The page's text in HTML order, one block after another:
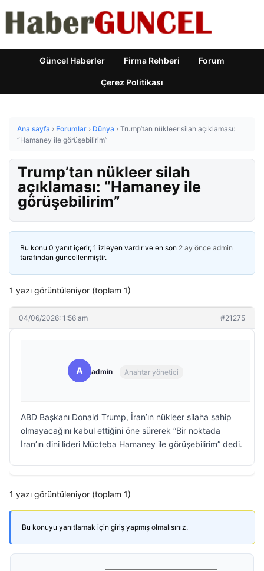
Güncel Haberler Firma Rehberi Forum
Çerez Politikası
Ana sayfa › Forumlar › Dünya › Trump’tan nükleer silah açıklaması:
“Hamaney ile görüşebilirim”
Trump’tan nükleer silah
açıklaması: “Hamaney ile
görüşebilirim”
Bu konu 0 yanıt içerir, 1 izleyen vardır ve en son 2 ay önce admin
tarafından güncellenmiştir.
1 yazı görüntüleniyor (toplam 1)
04/06/2026: 1:56 am #21275
A admin Anahtar yönetici
ABD Başkanı Donald Trump, İran’ın nükleer silaha sahip
olmayacağını kabul ettiğini öne sürerek “Bir noktada
İran’ın dini lideri Mücteba Hamaney ile görüşebilirim” dedi.
1 yazı görüntüleniyor (toplam 1)
Bu konuyu yanıtlamak için giriş yapmış olmalısınız.